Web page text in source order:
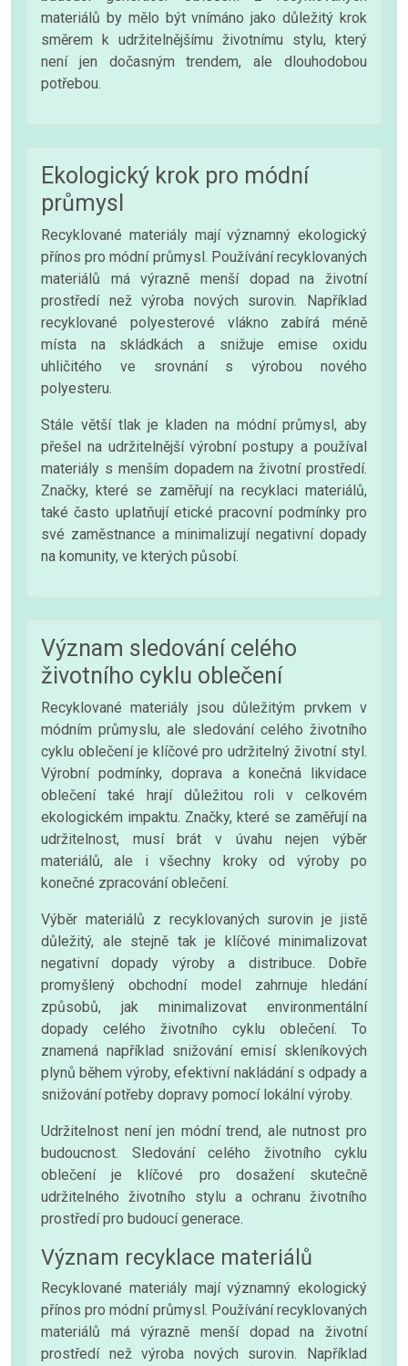
materiálů by mělo být vnímáno jako důležitý krok
směrem k udržitelnějšímu životnímu stylu, který
není jen dočasným trendem, ale dlouhodobou
potřebou.
Ekologický krok pro módní
průmysl
Recyklované materiály mají významný ekologický
přínos pro módní průmysl. Používání recyklovaných
materiálů má výrazně menší dopad na životní
prostředí než výroba nových surovin. Například
recyklované polyesterové vlákno zabírá méně
místa na skládkách a snižuje emise oxidu
uhličitého ve srovnání s výrobou nového
polyesteru.
Stále větší tlak je kladen na módní průmysl, aby
přešel na udržitelnější výrobní postupy a používal
materiály s menším dopadem na životní prostředí.
Značky, které se zaměřují na recyklaci materiálů,
také často uplatňují etické pracovní podmínky pro
své zaměstnance a minimalizují negativní dopady
na komunity, ve kterých působí.
Význam sledování celého
životního cyklu oblečení
Recyklované materiály jsou důležitým prvkem v
módním průmyslu, ale sledování celého životního
cyklu oblečení je klíčové pro udržitelný životní styl.
Výrobní podmínky, doprava a konečná likvidace
oblečení také hrají důležitou roli v celkovém
ekologickém impaktu. Značky, které se zaměřují na
udržitelnost, musí brát v úvahu nejen výběr
materiálů, ale i všechny kroky od výroby po
konečné zpracování oblečení.
Výběr materiálů z recyklovaných surovin je jistě
důležitý, ale stejně tak je klíčové minimalizovat
negativní dopady výroby a distribuce. Dobře
promyšlený obchodní model zahrnuje hledání
způsobů, jak minimalizovat environmentální
dopady celého životního cyklu oblečení. To
znamená například snižování emisí skleníkových
plynů během výroby, efektivní nakládání s odpady a
snižování potřeby dopravy pomocí lokální výroby.
Udržitelnost není jen módní trend, ale nutnost pro
budoucnost. Sledování celého životního cyklu
oblečení je klíčové pro dosažení skutečně
udržitelného životního stylu a ochranu životního
prostředí pro budoucí generace.
Význam recyklace materiálů
Recyklované materiály mají významný ekologický
přínos pro módní průmysl. Používání recyklovaných
materiálů má výrazně menší dopad na životní
prostředí než výroba nových surovin. Například